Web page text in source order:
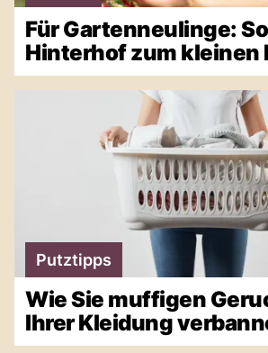
Für Gartenneulinge:
Hinterhof zum kleinen
Putztipps
Wie Sie muffigen
Ihrer Kleidung